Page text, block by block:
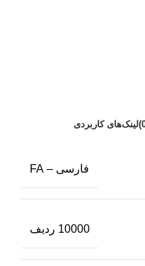
لینک‌های کاربردی
فارسی – FA
10000 ردیف